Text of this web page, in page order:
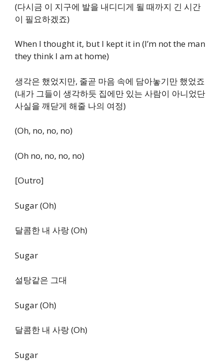
(다시금 이 지구에 발을 내디디게 될 때까지 긴 시간
이 필요하겠죠)
When I thought it, but I kept it in (I’m not the man
they think I am at home)
생각은 했었지만, 줄곧 마음 속에 담아놓기만 했었죠
(내가 그들이 생각하듯 집에만 있는 사람이 아니었단
사실을 깨닫게 해줄 나의 여정)
(Oh, no, no, no)
(Oh no, no, no, no)
[Outro]
Sugar (Oh)
달콤한 내 사랑 (Oh)
Sugar
설탕같은 그대
Sugar (Oh)
달콤한 내 사랑 (Oh)
Sugar